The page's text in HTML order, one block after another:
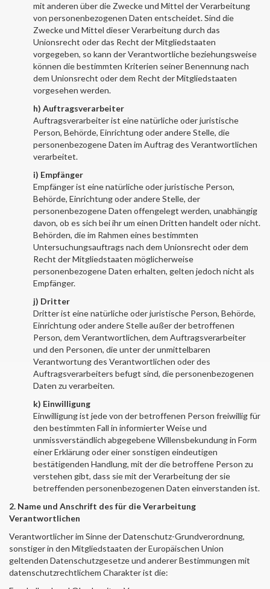
mit anderen über die Zwecke und Mittel der Verarbeitung
von personenbezogenen Daten entscheidet. Sind die
Zwecke und Mittel dieser Verarbeitung durch das
Unionsrecht oder das Recht der Mitgliedstaaten
vorgegeben, so kann der Verantwortliche beziehungsweise
können die bestimmten Kriterien seiner Benennung nach
dem Unionsrecht oder dem Recht der Mitgliedstaaten
vorgesehen werden.
h) Auftragsverarbeiter
Auftragsverarbeiter ist eine natürliche oder juristische
Person, Behörde, Einrichtung oder andere Stelle, die
personenbezogene Daten im Auftrag des Verantwortlichen
verarbeitet.
i) Empfänger
Empfänger ist eine natürliche oder juristische Person,
Behörde, Einrichtung oder andere Stelle, der
personenbezogene Daten offengelegt werden, unabhängig
davon, ob es sich bei ihr um einen Dritten handelt oder nicht.
Behörden, die im Rahmen eines bestimmten
Untersuchungsauftrags nach dem Unionsrecht oder dem
Recht der Mitgliedstaaten möglicherweise
personenbezogene Daten erhalten, gelten jedoch nicht als
Empfänger.
j) Dritter
Dritter ist eine natürliche oder juristische Person, Behörde,
Einrichtung oder andere Stelle außer der betroffenen
Person, dem Verantwortlichen, dem Auftragsverarbeiter
und den Personen, die unter der unmittelbaren
Verantwortung des Verantwortlichen oder des
Auftragsverarbeiters befugt sind, die personenbezogenen
Daten zu verarbeiten.
k) Einwilligung
Einwilligung ist jede von der betroffenen Person freiwillig für
den bestimmten Fall in informierter Weise und
unmissverständlich abgegebene Willensbekundung in Form
einer Erklärung oder einer sonstigen eindeutigen
bestätigenden Handlung, mit der die betroffene Person zu
verstehen gibt, dass sie mit der Verarbeitung der sie
betreffenden personenbezogenen Daten einverstanden ist.
2. Name und Anschrift des für die Verarbeitung
Verantwortlichen
Verantwortlicher im Sinne der Datenschutz-Grundverordnung,
sonstiger in den Mitgliedstaaten der Europäischen Union
geltenden Datenschutzgesetze und anderer Bestimmungen mit
datenschutzrechtlichem Charakter ist die: